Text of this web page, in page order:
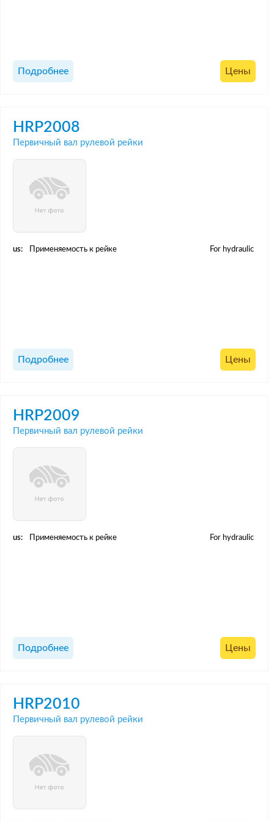
Подробнее Цены
HRP2008
Первичный вал рулевой рейки
us: Применяемость к рейке For hydraulic
Подробнее Цены
HRP2009
Первичный вал рулевой рейки
us: Применяемость к рейке For hydraulic
Подробнее Цены
HRP2010
Первичный вал рулевой рейки